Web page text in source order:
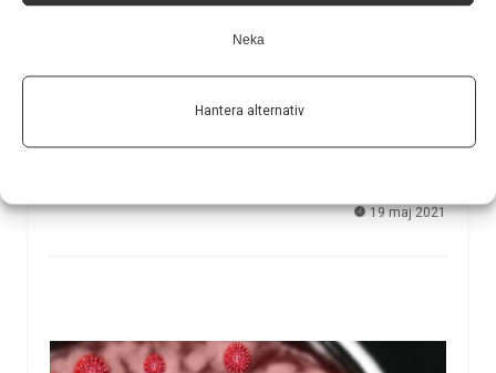
Neka
Hantera alternativ
neuroradiologi för ST-läkare I
I februari 2020, strax innan pandemin var ett faktum,
startades en ny kurs i grundläggande neuroradiologi.
Den primära målgruppen var ST-läkare i radiologi,
fanns även hos några färdiga specialister i neurologi.
19 maj 2021